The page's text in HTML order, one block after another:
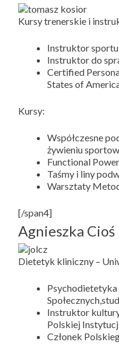
Kursy trenerskie i
Instruktor
Instruktor do
Certified
States of
Kursy:
Współczesne
żywieniu
Functional
Taśmy i liny
Warsztaty
[/span4]
Agnieszka Cioś
Dietetyk kliniczny –
Psychodietetyka
Instruktor
Polskiej
Członek